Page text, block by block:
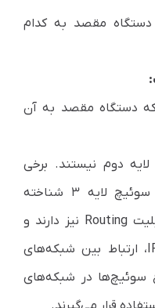
مقصد به کدام
دستگاه مقصد به آن
دوم نیستند. برخی
سوئیچ‌های پیشرفته که با نام سوئیچ لایه ۳ شناخته
می‌شوند، علاوه بر Switching قابلیت Routing نیز دارند و
می‌توانند با استفاده از آدرس IP، ارتباط بین شبکه‌های
سوئیچ‌ها در شبکه‌های